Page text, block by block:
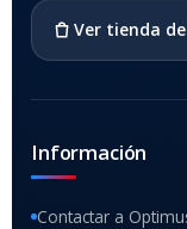
Ver tienda
Información
Contactar a